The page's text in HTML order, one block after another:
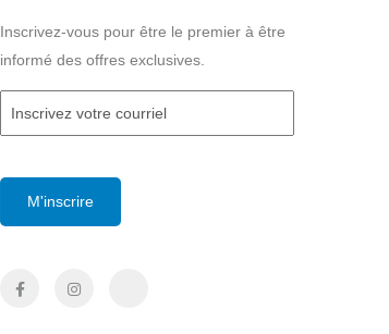
Inscrivez-vous pour être le premier à être
informé des offres exclusives.